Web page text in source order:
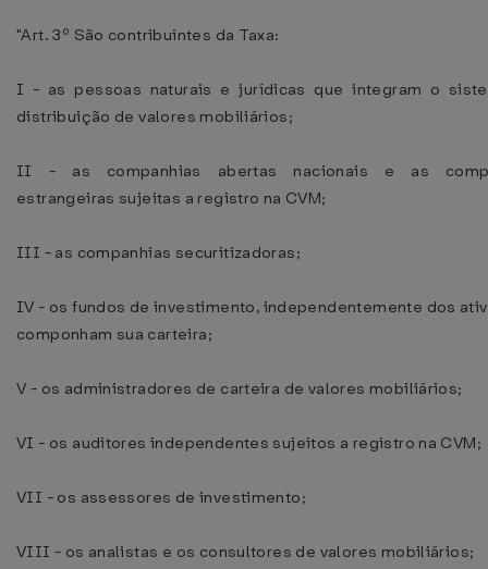
"Art. 3º São contribuintes da Taxa:
I - as pessoas naturais e jurídicas que integram o
distribuição de valores mobiliários;
II - as companhias abertas nacionais e as
estrangeiras sujeitas a registro na CVM;
III - as companhias securitizadoras;
IV - os fundos de investimento, independentemente dos
componham sua carteira;
V - os administradores de carteira de valores mobiliários;
VI - os auditores independentes sujeitos a registro na CVM;
VII - os assessores de investimento;
VIII - os analistas e os consultores de valores mobiliários;